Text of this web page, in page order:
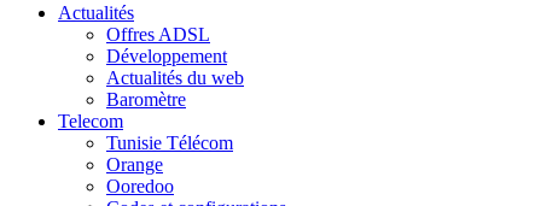
Actualités
Offres ADSL
Développement
Actualités du web
Baromètre
Telecom
Tunisie Télécom
Orange
Ooredoo